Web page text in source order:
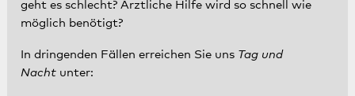
geht es schlecht? Ärztliche Hilfe wird so schnell wie
möglich benötigt?
In dringenden Fällen erreichen Sie uns Tag und
Nacht unter: